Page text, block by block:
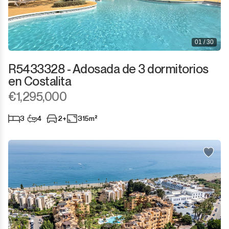
Jimena de la Frontera
Tarifa
01 / 30
R5433328 - Adosada de 3 dormitorios
en Costalita
€1,295,000
3 4 2+ 315m²